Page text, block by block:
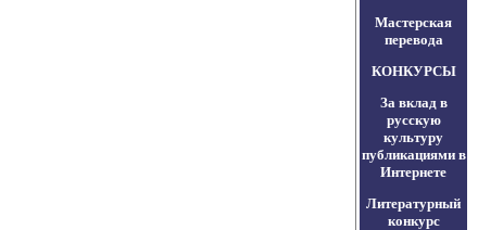
Мастерская
перевода
КОНКУРСЫ
За вклад в
русскую
культуру
публикациями в
Интернете
Литературный
конкурс